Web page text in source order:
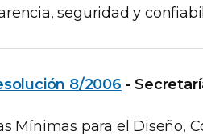
seguridad y
8/2006 -
Mínimas para el Diseño,